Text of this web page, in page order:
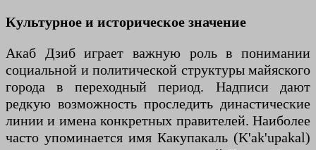
Культурное и историческое значение
Акаб Дзиб играет важную роль в понимании
социальной и политической структуры майяского
города в переходный период. Надписи дают
редкую возможность проследить династические
линии и имена конкретных правителей. Наиболее
часто упоминается имя Какупакаль (K'ak'upakal)